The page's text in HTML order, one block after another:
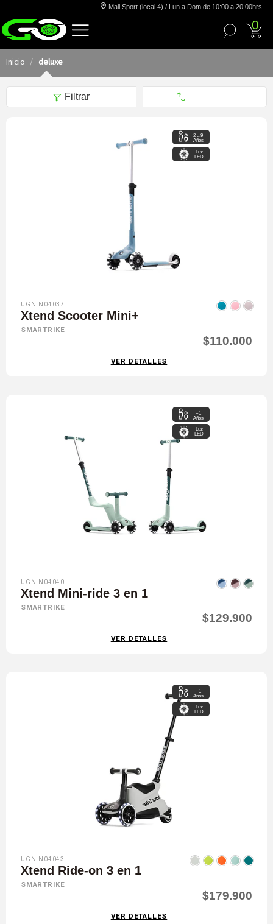
Mall Sport (local 4) / Lun a Dom de 10:00 a 20:00hrs
0
Inicio deluxe
Filtrar
2 a 9
Años
Luz
LED
UGNIN04037
Xtend Scooter Mini+
SMARTRIKE
$110.000
VER DETALLES
+1
Años
Luz
LED
UGNIN04040
Xtend Mini-ride 3 en 1
SMARTRIKE
$129.900
VER DETALLES
+1
Años
Luz
LED
UGNIN04043
Xtend Ride-on 3 en 1
SMARTRIKE
$179.900
VER DETALLES